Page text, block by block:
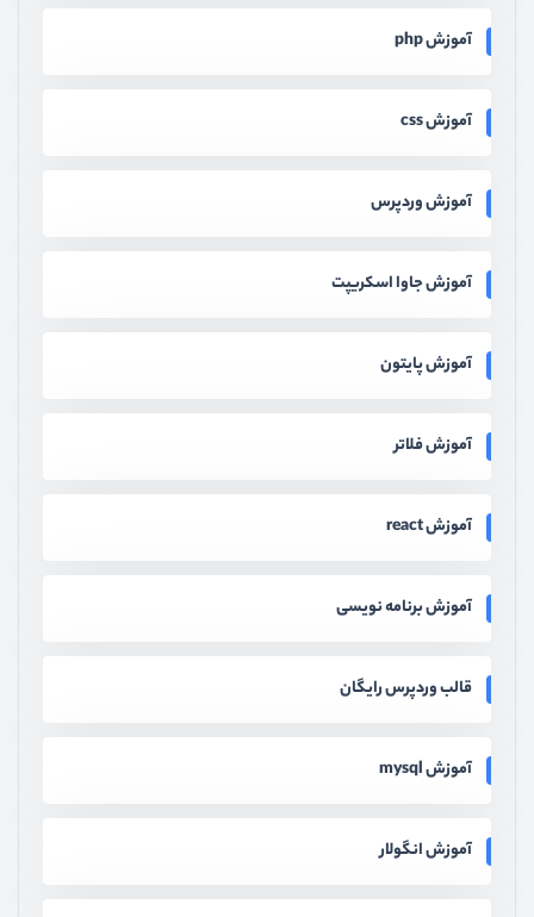
آموزش php
آموزش css
آموزش وردپرس
آموزش جاوا اسکریپت
آموزش پایتون
آموزش فلاتر
آموزش react
آموزش برنامه نویسی
قالب وردپرس رایگان
آموزش mysql
آموزش انگولار